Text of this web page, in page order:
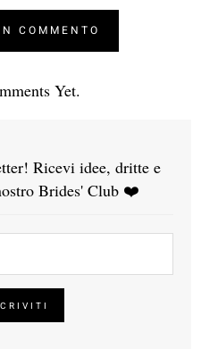
Yet.
Ricevi idee, dritte e
Brides' Club ❤️